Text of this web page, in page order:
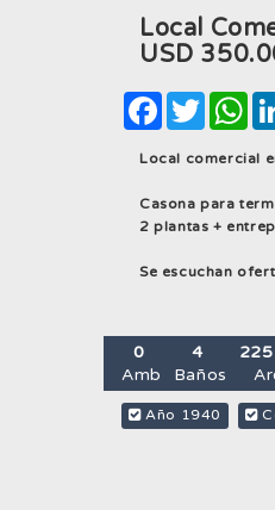
Local
USD
Facebook
Twitter
Local comercial
Casona para
2 plantas +
Se escuchan
0
Amb
4
Baños
225
Año 1940